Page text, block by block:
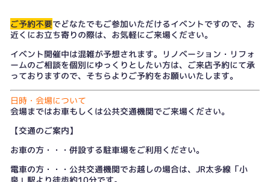
ご予約不要でどなたでもご参加いただけるイベントですので、お
近くにお立ち寄りの際は、お気軽にご来場ください。
イベント開催中は混雑が予想されます。リノベーション・リフォ
ームのご相談を個別にゆっくりとしたい方は、 ご来店予約にて承
っておりますので、そちらよりご予約をお願いいたします。
日時・会場について
会場まではお車もしくは公共交通機関でご来場ください。
【交通のご案内】
お車の方・・・併設する駐車場をご利用ください。
電車の方・・・公共交通機関でお越しの場合は、JR太多線「小